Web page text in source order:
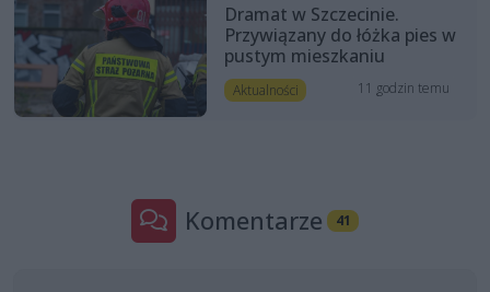
Dramat w Szczecinie.
Przywiązany do łóżka pies w
pustym mieszkaniu
Aktualności 11 godzin temu
Komentarze 41